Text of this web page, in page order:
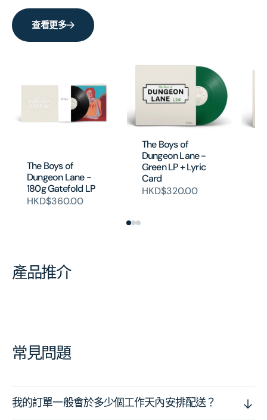
查看更多
The Boys of
Dungeon Lane -
180g Gatefold LP
HKD$360.00
The Boys of
Dungeon Lane -
Green LP + Lyric
Card
HKD$320.00
產品推介
常見問題
我的訂單一般會於多少個工作天內安排配送？